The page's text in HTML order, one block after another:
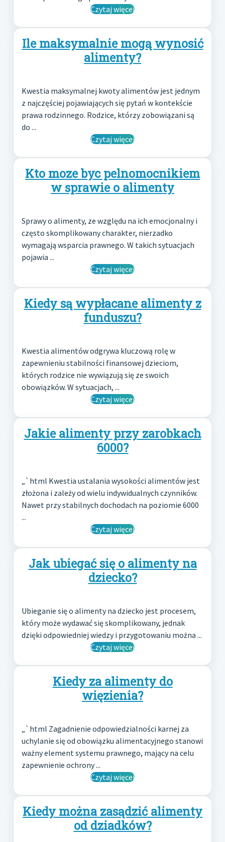
Czytaj więcej
Ile maksymalnie mogą wynosić
alimenty?
Kwestia maksymalnej kwoty alimentów jest jednym
z najczęściej pojawiających się pytań w kontekście
prawa rodzinnego. Rodzice, którzy zobowiązani są
do ...
Czytaj więcej
Kto moze byc pelnomocnikiem
w sprawie o alimenty
Sprawy o alimenty, ze względu na ich emocjonalny i
często skomplikowany charakter, nierzadko
wymagają wsparcia prawnego. W takich sytuacjach
pojawia ...
Czytaj więcej
Kiedy są wypłacane alimenty z
funduszu?
Kwestia alimentów odgrywa kluczową rolę w
zapewnieniu stabilności finansowej dzieciom,
których rodzice nie wywiązują się ze swoich
obowiązków. W sytuacjach, ...
Czytaj więcej
Jakie alimenty przy zarobkach
6000?
„`html Kwestia ustalania wysokości alimentów jest
złożona i zależy od wielu indywidualnych czynników.
Nawet przy stabilnych dochodach na poziomie 6000
...
Czytaj więcej
Jak ubiegać się o alimenty na
dziecko?
Ubieganie się o alimenty na dziecko jest procesem,
który może wydawać się skomplikowany, jednak
dzięki odpowiedniej wiedzy i przygotowaniu można ...
Czytaj więcej
Kiedy za alimenty do
więzienia?
„`html Zagadnienie odpowiedzialności karnej za
uchylanie się od obowiązku alimentacyjnego stanowi
ważny element systemu prawnego, mający na celu
zapewnienie ochrony ...
Czytaj więcej
Kiedy można zasądzić alimenty
od dziadków?